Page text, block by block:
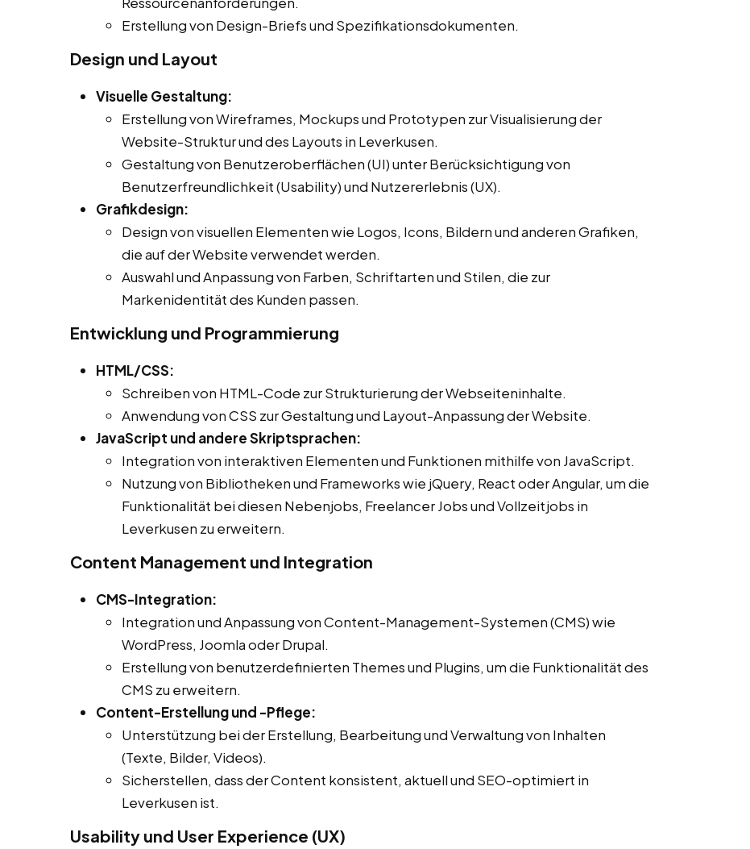
Erstellung von Design-Briefs und Spezifikationsdokumenten.
Design und Layout
Visuelle Gestaltung:
Erstellung von Wireframes, Mockups und Prototypen zur Visualisierung der
Website-Struktur und des Layouts in Leverkusen.
Gestaltung von Benutzeroberflächen (UI) unter Berücksichtigung von
Benutzerfreundlichkeit (Usability) und Nutzererlebnis (UX).
Grafikdesign:
Design von visuellen Elementen wie Logos, Icons, Bildern und anderen Grafiken,
die auf der Website verwendet werden.
Auswahl und Anpassung von Farben, Schriftarten und Stilen, die zur
Markenidentität des Kunden passen.
Entwicklung und Programmierung
HTML/CSS:
Schreiben von HTML-Code zur Strukturierung der Webseiteninhalte.
Anwendung von CSS zur Gestaltung und Layout-Anpassung der Website.
JavaScript und andere Skriptsprachen:
Integration von interaktiven Elementen und Funktionen mithilfe von JavaScript.
Nutzung von Bibliotheken und Frameworks wie jQuery, React oder Angular, um die
Funktionalität bei diesen Nebenjobs, Freelancer Jobs und Vollzeitjobs in
Leverkusen zu erweitern.
Content Management und Integration
CMS-Integration:
Integration und Anpassung von Content-Management-Systemen (CMS) wie
WordPress, Joomla oder Drupal.
Erstellung von benutzerdefinierten Themes und Plugins, um die Funktionalität des
CMS zu erweitern.
Content-Erstellung und -Pflege:
Unterstützung bei der Erstellung, Bearbeitung und Verwaltung von Inhalten
(Texte, Bilder, Videos).
Sicherstellen, dass der Content konsistent, aktuell und SEO-optimiert in
Leverkusen ist.
Usability und User Experience (UX)